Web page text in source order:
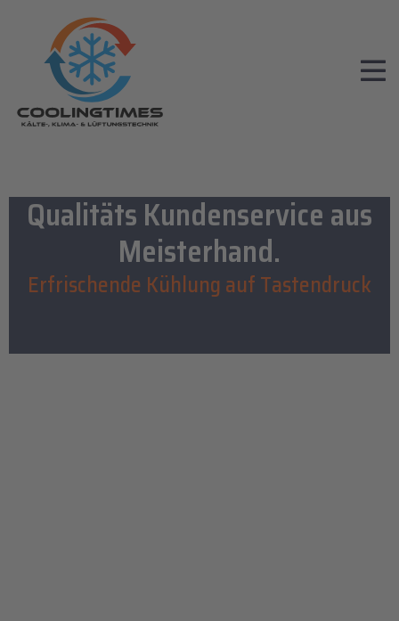
Qualitäts Kundenservice aus
Meisterhand.
Erfrischende Kühlung auf Tastendruck